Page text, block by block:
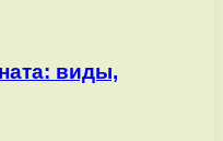
виды,